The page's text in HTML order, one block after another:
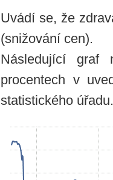
Uvádí se, že
(snižování cen).
Následující
procentech v
statistického úřadu.